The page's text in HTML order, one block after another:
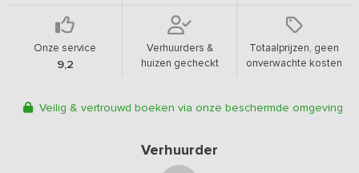
Onze service
9,2
Verhuurders &
huizen gecheckt
Totaalprijzen, geen
onverwachte kosten
Veilig & vertrouwd boeken via onze beschermde omgeving
Verhuurder